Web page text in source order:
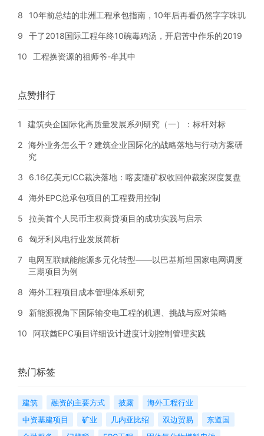
8 10年前总结的非洲工程承包指南，10年后再看仍然字字珠玑
9 干了2018国际工程年终10碗毒鸡汤，开启苦中作乐的2019
10 工程换资源的祖师爷-牟其中
点赞排行
1 建筑央企国际化高质量发展系列研究（一）：标杆对标
2 海外业务怎么干？建筑企业国际化的战略落地与行动方案研
究
3 6.16亿美元ICC裁决落地：喀麦隆矿权收回仲裁案深度复盘
4 海外EPC总承包项目的工程费用控制
5 拉美首个人民币主权商贷项目的成功实践与启示
6 匈牙利风电行业发展简析
7
电网互联赋能能源多元化转型——以巴基斯坦国家电网调度
三期项目为例
8 海外工程项目成本管理体系研究
9 新能源视角下国际输变电工程的机遇、挑战与应对策略
10 阿联酋EPC项目详细设计进度计划控制管理实践
热门标签
建筑 融资的主要方式 披露
海外工程行业
中资基建项目
矿业 几内亚比绍 双边贸易
东道国